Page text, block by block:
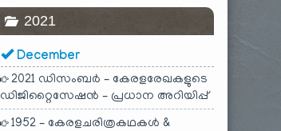
2021
December
2021 ഡിസംബർ – കേരളരേഖകളുടെ
ഡിജിറ്റൈസേഷൻ – പ്രധാന അറിയിപ്പ്
1952 – കേരളചരിത്രകഥകൾ &